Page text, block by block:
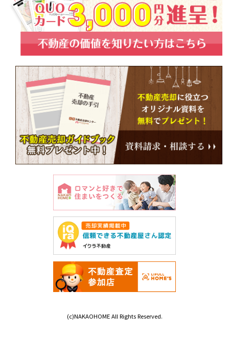
(c)NAKAOHOME All Rights Reserved.